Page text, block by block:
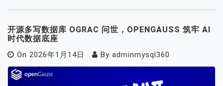
开源多写数据库 OGRAC 问世，OPENGAUSS 筑牢 AI
时代数据底座
On 2026年1月14日 By adminmysql360